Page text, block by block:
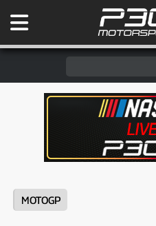
MOTOGP